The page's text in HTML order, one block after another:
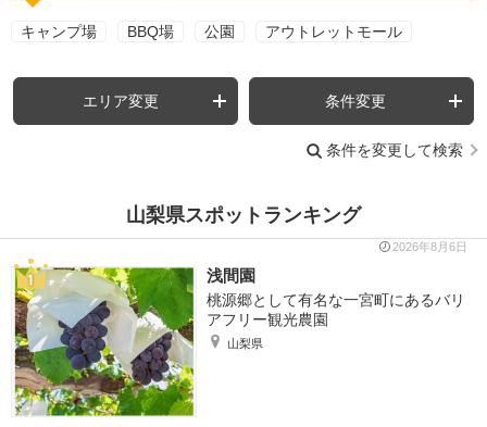
キャンプ場 BBQ場 公園 アウトレットモール
エリア変更 条件変更
条件を変更して検索
山梨県スポットランキング
2026年8月6日
浅間園
桃源郷として有名な一宮町にあるバリ
アフリー観光農園
山梨県